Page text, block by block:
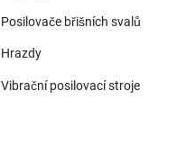
Posilovače břišních svalů
Hrazdy
Vibrační posilovací stroje